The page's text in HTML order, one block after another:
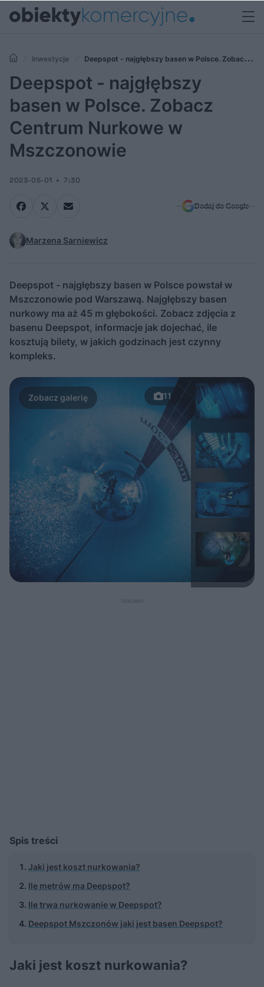
Inwestycje
Deepspot - najgłębszy basen w Polsce. Zobacz
Centrum Nurkowe w Mszczonowie
Deepspot - najgłębszy
basen w Polsce. Zobacz
Centrum Nurkowe w
Mszczonowie
2023-05-01 7:30
Dodaj do Google
Marzena Sarniewicz
Deepspot - najgłębszy basen w Polsce powstał w
Mszczonowie pod Warszawą. Najgłębszy basen
nurkowy ma aż 45 m głębokości. Zobacz zdjęcia z
basenu Deepspot, informacje jak dojechać, ile
kosztują bilety, w jakich godzinach jest czynny
kompleks.
11
Spis treści
Jaki jest koszt nurkowania?
Ile metrów ma Deepspot?
Ile trwa nurkowanie w Deepspot?
Deepspot Mszczonów jaki jest basen Deepspot?
Jaki jest koszt nurkowania?